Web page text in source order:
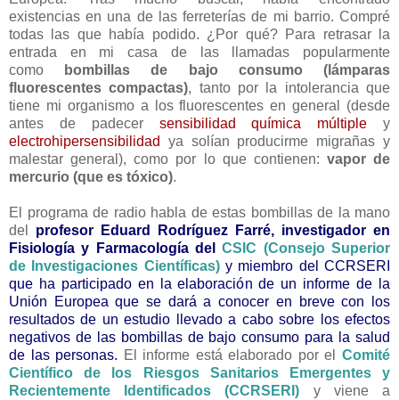
existencias en una de las ferreterías de mi barrio. Compré
todas las que había podido. ¿Por qué? Para retrasar la
entrada en mi casa de las llamadas popularmente
como
bombillas de bajo consumo (lámparas
fluorescentes compactas), tanto por la intolerancia que
tiene mi organismo a los fluorescentes en general (desde
antes de padecer sensibilidad química múltiple y
electrohipersensibilidad
ya solían producirme migrañas y
malestar general), como por lo que contienen: vapor de
mercurio (que es tóxico).
El programa de radio habla de estas bombillas de la mano
del profesor Eduard Rodríguez Farré, investigador en
Fisiología y Farmacología delCSIC (Consejo Superior
de Investigaciones Científicas)y miembro del CCRSERI
que ha participado en la elaboración de un informe de la
Unión Europea que se dará a conocer en breve con los
resultados de un estudio llevado a cabo sobre los efectos
negativos de las bombillas de bajo consumo para la salud
de las personas. El informe está elaborado por elComité
Científico de los Riesgos Sanitarios Emergentes y
Recientemente Identificados (CCRSERI) y viene a